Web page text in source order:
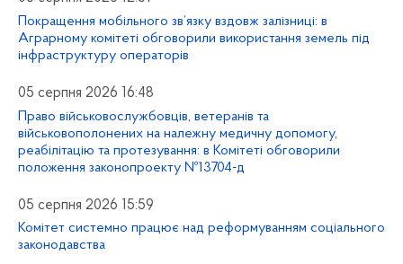
Покращення мобільного зв’язку вздовж залізниці: в
Аграрному комітеті обговорили використання земель під
інфраструктуру операторів
05 серпня 2026 16:48
Право військовослужбовців, ветеранів та
військовополонених на належну медичну допомогу,
реабілітацію та протезування: в Комітеті обговорили
положення законопроекту №13704-д
05 серпня 2026 15:59
Комітет системно працює над реформуванням соціального
законодавства